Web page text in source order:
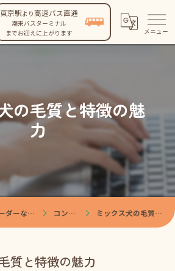
東京駅より高速バス直通
潮来バスターミナル
までお迎えに上がります
の毛質と特徴の魅
力
茨城県鉾田市のブリーダーなら株式会社BOWTY コンテンツ ミックス犬の毛質と特徴の魅力
質と特徴の魅力